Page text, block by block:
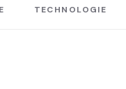
TECHNOLOGIE